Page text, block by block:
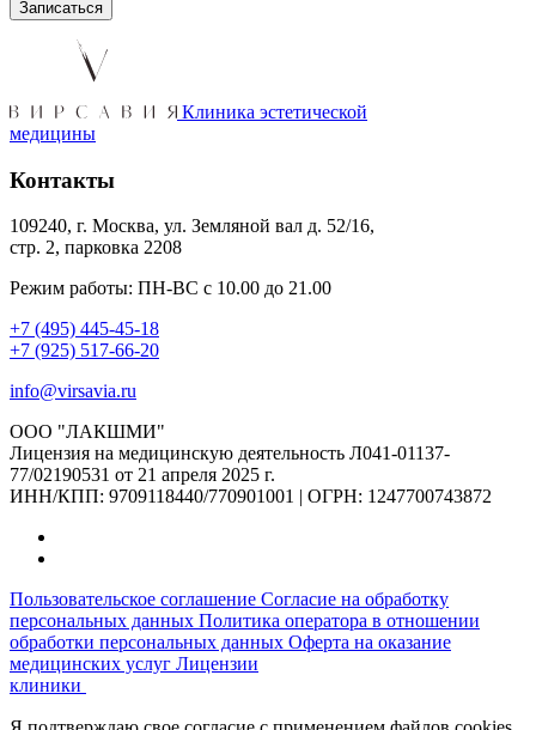
Клиника эстетической
медицины
Контакты
109240, г. Москва, ул. Земляной вал д. 52/16,
стр. 2, парковка 2208
Режим работы: ПН-ВС с 10.00 до 21.00
+7 (495) 445-45-18
+7 (925) 517-66-20
info@virsavia.ru
ООО "ЛАКШМИ"
Лицензия на медицинскую деятельность Л041-01137-
77/02190531 от 21 апреля 2025 г.
ИНН/КПП: 9709118440/770901001 | ОГРН: 1247700743872
Пользовательское соглашение Согласие на обработку
персональных данных Политика оператора в отношении
обработки персональных данных Оферта на оказание
медицинских услуг Лицензии
клиники